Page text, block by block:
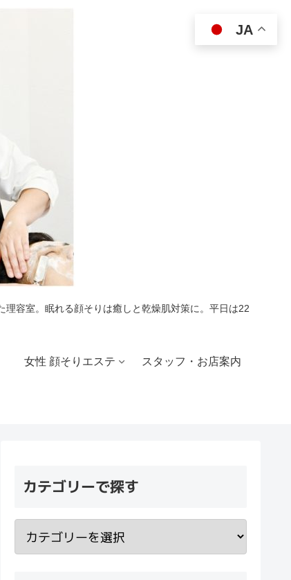
容室。眠れる顔そりは癒しと乾燥肌対策に。平日は22
女性 顔そりエステ スタッフ・お店案内
カテゴリーで探す
JA